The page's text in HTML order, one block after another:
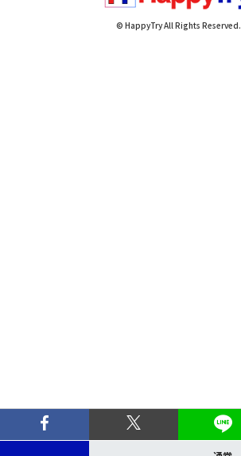
© HappyTry All Rights Reserved.